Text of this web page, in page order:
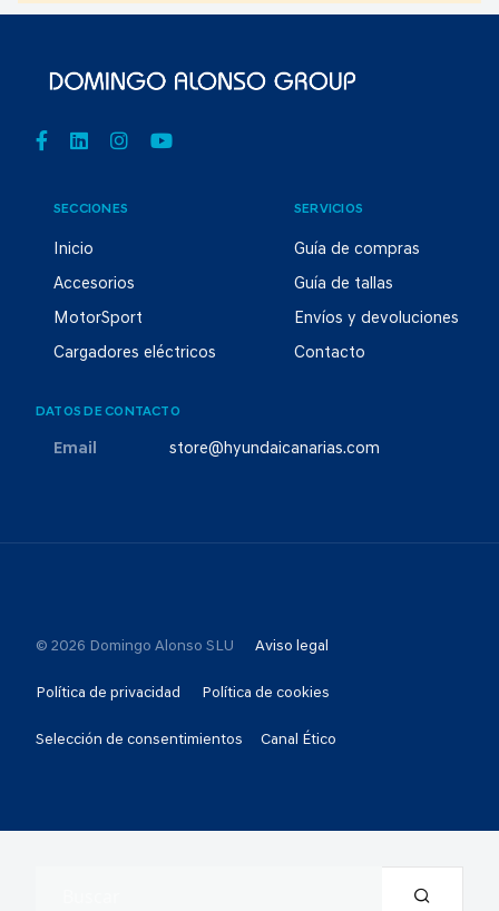
SECCIONES
Inicio
Accesorios
MotorSport
Cargadores eléctricos
SERVICIOS
Guía de compras
Guía de tallas
Envíos y devoluciones
Contacto
DATOS DE CONTACTO
Email store@hyundaicanarias.com
© 2026 Domingo Alonso SLU Aviso legal
Política de privacidad Política de cookies
Selección de consentimientos Canal Ético